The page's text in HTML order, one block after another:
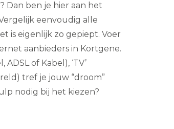
Dan ben je hier aan het
eenvoudig alle
is eigenlijk zo gepiept. Voer
aanbieders in Kortgene.
of Kabel), ‘TV’
tref je jouw “droom”
nodig bij het kiezen?